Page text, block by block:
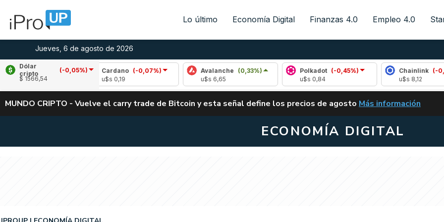
Lo último Economía Digital Finanzas 4.0 Empleo 4.0
Jueves, 6 de agosto de 2026
Dólar
cripto
(-0,05%)
$ 1566,54
Cardano
(-0,07%)
Avalanche
(0,33%)
Polkadot (-0,45%)
Chainlink (-0,55%)
ALERTA
MUNDO CRIPTO - Vuelve el carry trade de Bitcoin y esta señal define los precios de agosto VUELVE EL CARRY
Más información
ECONOMÍA DIGITAL